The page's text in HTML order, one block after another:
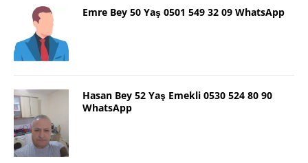
Emre Bey 50 Yaş 0501 549 32 09 WhatsApp
Hasan Bey 52 Yaş Emekli 0530 524 80 90
WhatsApp